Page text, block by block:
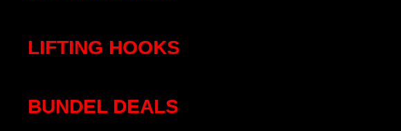
LIFTING HOOKS
BUNDEL DEALS